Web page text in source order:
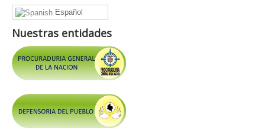
Presupuesto
Politicas, Planes, Proyectos
Tramites y Servicios
Contratación
Control y Rendición de Cuentas
Grupos De Interés
Español
Nuestras entidades